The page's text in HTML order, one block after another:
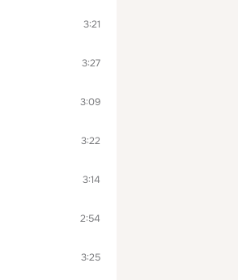
3:21
3:27
3:09
3:22
3:14
2:54
3:25